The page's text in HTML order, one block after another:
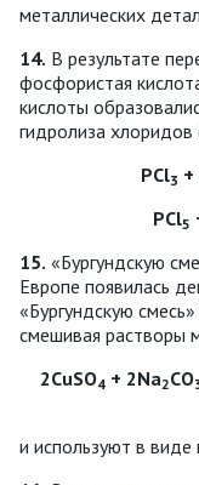
металлических
14. В результате
фосфористая
кислоты
гидролиза
РСl3
РСl5
15. «Бургундскую
Европе появилась
«Бургундскую
смешивая растворы
2CuSО4 + 2Na2CО
и используют в виде